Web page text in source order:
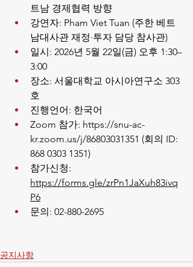
트남 경제협력 방향
강연자: Pham Viet Tuan (주한 베트
남대사관 재정·투자 담당 참사관)
일시: 2026년 5월 22일(금) 오후 1:30–
3:00
장소: 서울대학교 아시아연구소 303
호
진행언어: 한국어
Zoom 참가: https://snu-ac-
kr.zoom.us/j/86803031351 (회의 ID:
868 0303 1351)
참가신청:
https://forms.gle/zrPn1JaXuh83ivq
P6
문의: 02-880-2695
공지사항